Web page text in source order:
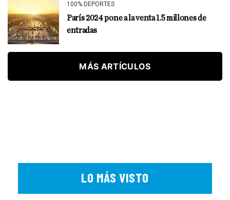
100% DEPORTES
París 2024 pone a la venta 1.5 millones de
entradas
MÁS ARTÍCULOS
LO MÁS VISTO